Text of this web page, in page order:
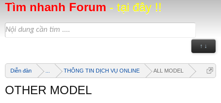
Tìm nhanh Forum - tại đây !!
↑ ↓
Diễn đàn THÔNG TIN DỊCH VỤ ONLINE ALL MODEL
OTHER MODEL